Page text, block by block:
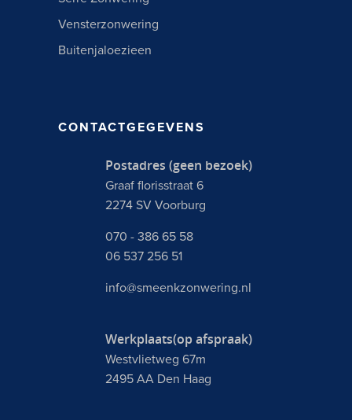
Vensterzonwering
Buitenjaloezieen
CONTACTGEGEVENS
Postadres (geen bezoek)
Graaf florisstraat 6
2274 SV Voorburg
070 - 386 65 58
06 537 256 51
info@smeenkzonwering.nl
Werkplaats(op afspraak)
Westvlietweg 67m
2495 AA Den Haag